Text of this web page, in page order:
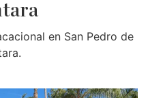
en San Pedro de